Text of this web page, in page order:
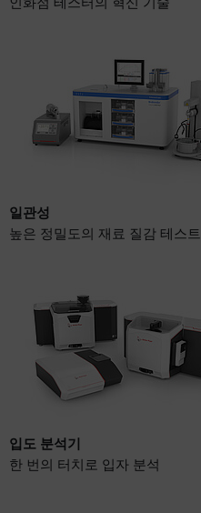
일관성
높은 정밀도의 재료 질감 테스트
입도 분석기
한 번의 터치로 입자 분석